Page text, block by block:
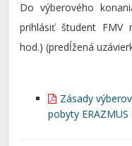
Do výberového
prihlásiť študent FMV
hod.) (predĺžená
Zásady
pobyty